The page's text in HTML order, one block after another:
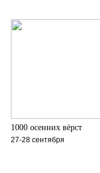
1000 осенних вёрст
27-28 сентября